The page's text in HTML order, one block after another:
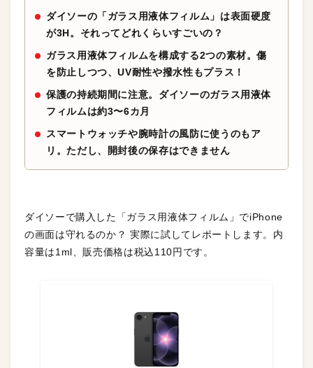
ダイソーの「ガラス用液体フィルム」は表面硬度
が3H。それってどれくらいすごいの？
ガラス用液体フィルムを構成する2つの素材。傷
を防止しつつ、UV耐性や撥水性もプラス！
保護の持続期間に注意。ダイソーのガラス用液体
フィルムは約3〜6カ月
スマートウォッチや腕時計の風防に使うのもア
リ。ただし、開封後の保存はできません
ダイソーで購入した「ガラス用液体フィルム」でiPhone
の画面は守れるのか？ 実際に試してレポートします。内
容量は1ml、販売価格は税込110円です。